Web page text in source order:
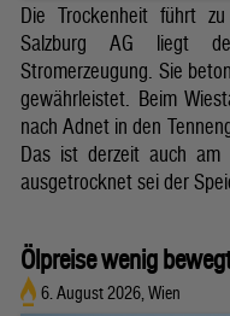
Die Trockenheit führt
Salzburg AG liegt
Stromerzeugung. Sie
gewährleistet. Beim
nach Adnet in den
Das ist derzeit auch am
ausgetrocknet sei der
Ölpreise wenig
6. August 2026, Wien